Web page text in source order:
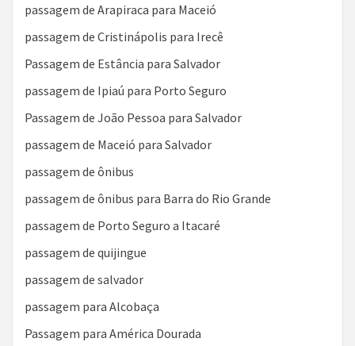
passagem de Arapiraca para Maceió
passagem de Cristinápolis para Irecê
Passagem de Estância para Salvador
passagem de Ipiaú para Porto Seguro
Passagem de João Pessoa para Salvador
passagem de Maceió para Salvador
passagem de ônibus
passagem de ônibus para Barra do Rio Grande
passagem de Porto Seguro a Itacaré
passagem de quijingue
passagem de salvador
passagem para Alcobaça
Passagem para América Dourada